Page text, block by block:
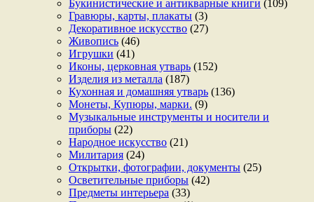
Букинистические и антикварные книги (109)
Гравюры, карты, плакаты (3)
Декоративное искусство (27)
Живопись (46)
Игрушки (41)
Иконы, церковная утварь (152)
Изделия из металла (187)
Кухонная и домашняя утварь (136)
Монеты, Купюры, марки. (9)
Музыкальные инструменты и носители и
приборы (22)
Народное искусство (21)
Милитария (24)
Открытки, фотографии, документы (25)
Осветительные приборы (42)
Предметы интерьера (33)